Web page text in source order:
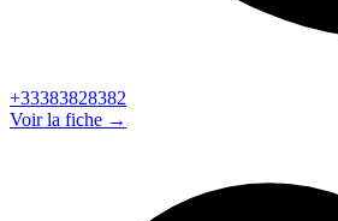
+33383828382
Voir la fiche →